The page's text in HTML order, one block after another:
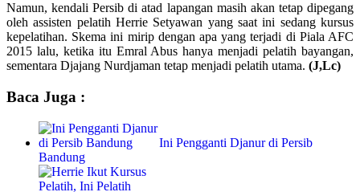
Namun, kendali Persib di atad lapangan masih akan tetap dipegang
oleh assisten pelatih Herrie Setyawan yang saat ini sedang kursus
kepelatihan. Skema ini mirip dengan apa yang terjadi di Piala AFC
2015 lalu, ketika itu Emral Abus hanya menjadi pelatih bayangan,
sementara Djajang Nurdjaman tetap menjadi pelatih utama. (J,Lc)
Baca Juga :
Ini Pengganti Djanur di Persib
Bandung